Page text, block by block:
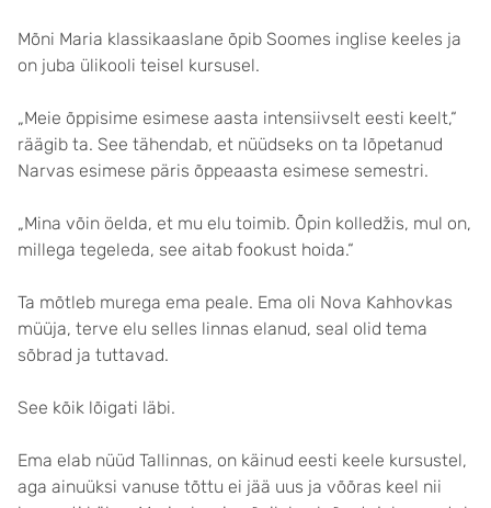
Mõni Maria klassikaaslane õpib Soomes inglise keeles ja
on juba ülikooli teisel kursusel.
„Meie õppisime esimese aasta intensiivselt eesti keelt,“
räägib ta. See tähendab, et nüüdseks on ta lõpetanud
Narvas esimese päris õppeaasta esimese semestri.
„Mina võin öelda, et mu elu toimib. Õpin kolledžis, mul on,
millega tegeleda, see aitab fookust hoida.“
Ta mõtleb murega ema peale. Ema oli Nova Kahhovkas
müüja, terve elu selles linnas elanud, seal olid tema
sõbrad ja tuttavad.
See kõik lõigati läbi.
Ema elab nüüd Tallinnas, on käinud eesti keele kursustel,
aga ainuüksi vanuse tõttu ei jää uus ja võõras keel nii